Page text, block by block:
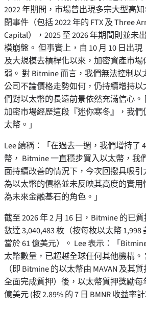
2022 年期間，市場曾出現多宗大型高
閉事件（包括 2022 年的 FTX 及 Three
Capital），2025 至 2026 年期間則並未
模崩盤。 但事實上，自 10 月 10 日出現
及大規模去槓桿化以來，加密資產市場
弱。 對 Bitmine 而言，我們無法控制以
公司不論價格走勢如何，仍持續增持以
們對以太幣的長遠前景依然充滿信心。
加密市場經歷這段『迷你寒冬』，我們
太幣。」
Lee 續稱：「在過去一週，我們增持了
幣， Bitmine 一直穩步買入以太幣，我
面持續改善的情況下，今次回撥具吸引
為以太幣的價格並未反映其高度的實用
為未來金融基石的角色。」
截至 2026 年 2 月 16 日，Bitmine 的已
數達 3,040,483 枚（按每枚以太幣 1,998
當於 61 億美元）。 Lee 表示：「
太幣數量，已超越全球任何其他機構。
（即 Bitmine 的以太幣由 MAVAN 及其
全面完成質押）後，以太幣質押獎勵每
億美元 (按 2.89% 的 7 日 BMNR 收益率計